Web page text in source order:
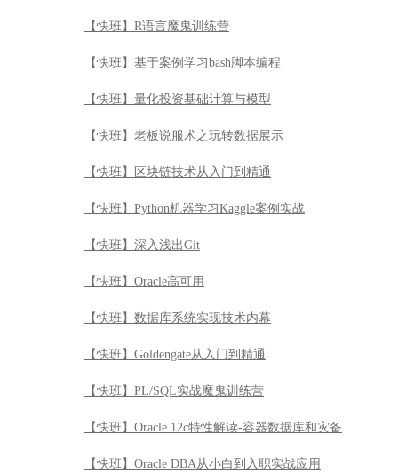
【快班】R语言魔鬼训练营
【快班】基于案例学习bash脚本编程
【快班】量化投资基础计算与模型
【快班】老板说服术之玩转数据展示
【快班】区块链技术从入门到精通
【快班】Python机器学习Kaggle案例实战
【快班】深入浅出Git
【快班】Oracle高可用
【快班】数据库系统实现技术内幕
【快班】Goldengate从入门到精通
【快班】PL/SQL实战魔鬼训练营
【快班】Oracle 12c特性解读-容器数据库和灾备
【快班】Oracle DBA从小白到入职实战应用